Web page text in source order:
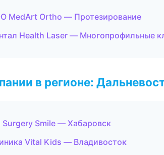
MedArt Ortho — Протезирование
Health Laser — Многопрофильные
в регионе:
Smile — Хабаровск
Vital Kids — Владивосток